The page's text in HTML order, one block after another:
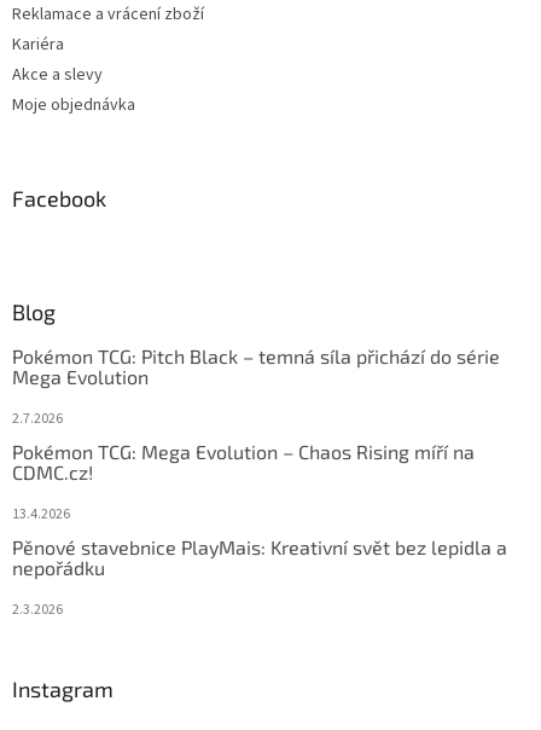
Reklamace a vrácení zboží
Kariéra
Akce a slevy
Moje objednávka
Facebook
Blog
Pokémon TCG: Pitch Black – temná síla přichází do série
Mega Evolution
2.7.2026
Pokémon TCG: Mega Evolution – Chaos Rising míří na
CDMC.cz!
13.4.2026
Pěnové stavebnice PlayMais: Kreativní svět bez lepidla a
nepořádku
2.3.2026
Instagram